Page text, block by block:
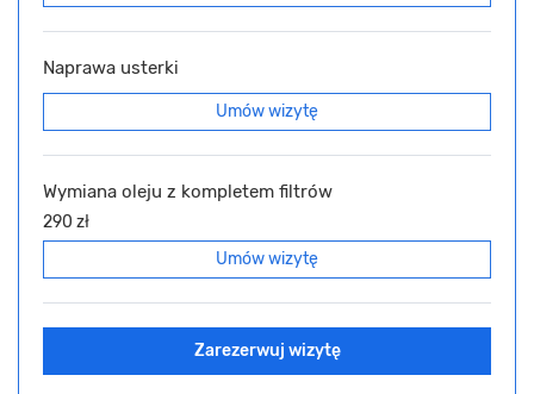
Naprawa usterki
Umów wizytę
Wymiana oleju z kompletem filtrów
290 zł
Umów wizytę
Zarezerwuj wizytę